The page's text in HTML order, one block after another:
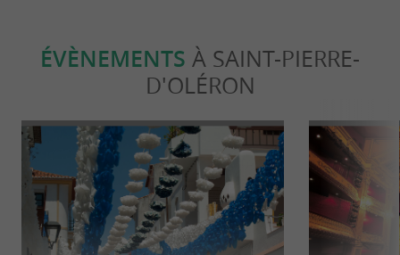
ÉVÈNEMENTS À SAINT-PIERRE-
D'OLÉRON